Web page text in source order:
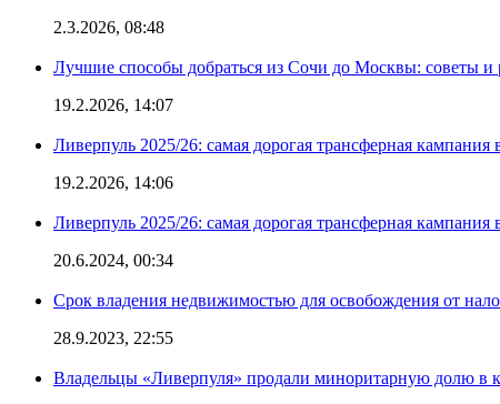
2.3.2026, 08:48
Лучшие способы добраться из Сочи до Москвы: советы и
19.2.2026, 14:07
Ливерпуль 2025/26: самая дорогая трансферная
19.2.2026, 14:06
Ливерпуль 2025/26: самая дорогая трансферная
20.6.2024, 00:34
Срок владения недвижимостью для освобождения от
28.9.2023, 22:55
Владельцы «Ливерпуля» продали миноритарную долю в